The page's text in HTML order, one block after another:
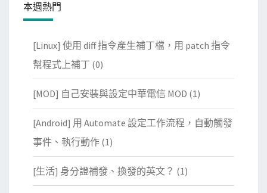
本週熱門
[Linux] 使用 diff 指令產生補丁檔，用 patch 指令
幫程式上補丁 (0)
[MOD] 自己安裝與設定中華電信 MOD (1)
[Android] 用 Automate 設定工作流程，自動觸發
事件、執行動作 (1)
[生活] 身分證補發、換發的英文？ (1)